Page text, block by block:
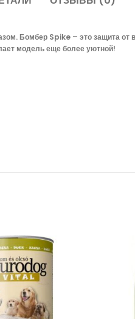
Бомбер Spike – это защита от
модель еще более уютной!